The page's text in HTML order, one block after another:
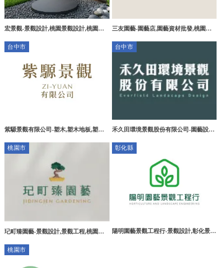
宏景觀-景觀設計,桃園景觀設計,桃園景
三友園藝-園藝店,園藝資材批發,桃園園
設計
台中市
紫騵景觀有限公司-塑木,塑木地板,塑木
塑木地板廠商
台中市
禾久田環境景觀股份有限公司-園藝設計,
園藝設計公司
桃園市
玘町臻園藝-景觀設計,景觀工程,桃園景
彰化縣
陽明園藝景觀工程行-景觀設計,彰化景觀
桃園市